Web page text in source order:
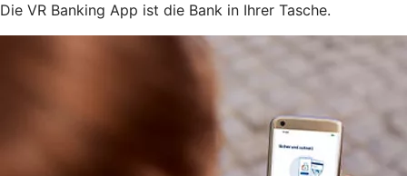
Die VR Banking App ist die Bank in Ihrer Tasche.